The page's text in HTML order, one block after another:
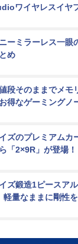
ワイヤレスイヤ
ーミラーレス一眼
め
段そのままでメモ
お得なゲーミングノ
ズのプレミアムカ
「2×9R」が登場！
ズ鍛造1ピースア
軽量なままに剛性